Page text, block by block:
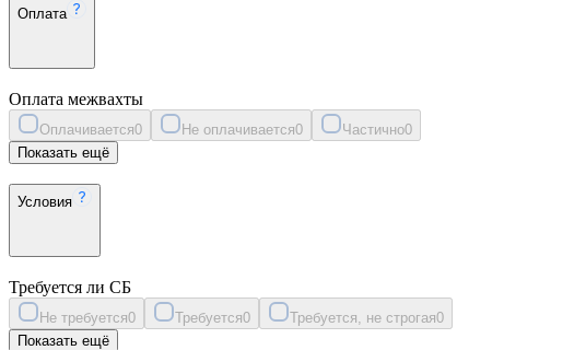
Оплата
Оплата межвахты
Оплачивается0 Не оплачивается0 Частично0
Показать ещё
Условия
Требуется ли СБ
Не требуется0 Требуется0 Требуется, не строгая0
Показать ещё